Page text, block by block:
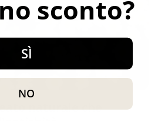
naturale che
sconto?
SÌ
NO